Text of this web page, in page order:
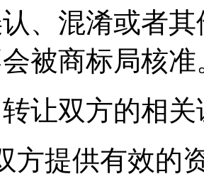
、混淆或者
被商标局核准
让双方的相
方提供有效的